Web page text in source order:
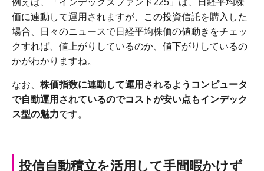
例えば、「インデックスファンド225」は、日経平均株
価に連動して運用されますが、この投資信託を購入した
場合、日々のニュースで日経平均株価の値動きをチェッ
クすれば、値上がりしているのか、値下がりしているの
かがわかりますね。
なお、 株価指数に連動して運用されるようコンピュータ
で自動運用されているのでコストが安い点もインデック
ス型の魅力です。
投信自動積立を活用して手間暇かけず